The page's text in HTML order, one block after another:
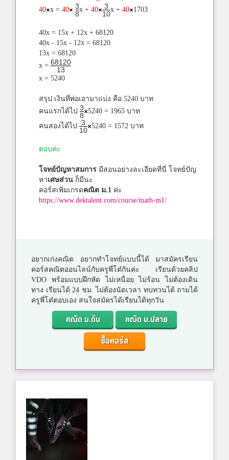
40 x = 40
3
8
x + 40
3
10
x + 40 1703
40x = 15x + 12x + 68120
40x - 15x - 12x = 68120
13x = 68120
x = 68120
13
x = 5240
สรุป เงินที่พ่อเอามาแบ่ง คือ 5240 บาท
คนแรกได้ไป 3
8
5240 = 1965 บาท
คนสองได้ไป
3
10
5240 = 1572 บาท
ตอบค่ะ
โจทย์ปัญหาสมการ มีสอนอย่างละเอียดที่นี่ โจทย์ปัญ
หาเศษส่วน ก็มีนะ
คอร์สเพิ่มเกรดคณิต ม.1 ค่ะ
https://www.dektalent.com/course/math-m1/
อยากเก่งคณิต อยากทำโจทย์แบบนี้ได้ มาสมัครเรียน
คอร์สคณิตออนไลน์กับครูพี่โต๋กันค่ะ เรียนด้วยคลิป
VDO พร้อมแบบฝึกหัด ไม่เหนื่อย ไม่ร้อน ไม่ต้องเดิน
ทาง เรียนได้ 24 ชม. ไม่ต้องนัดเวลา ทบทวนได้ ถามได้
ครูพี่โต๋ตอบเอง สนใจสมัครได้เรียนได้ทุกวัน
คณิต ม.ต้น
คณิต ม.ปลาย
ซื้อคอร์ส